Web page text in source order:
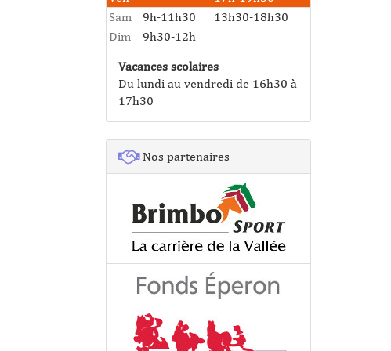
Sam
9h-11h30
13h30-18h30
Dim
9h30-12h
Vacances scolaires
Du lundi au vendredi de 16h30 à
17h30
Nos partenaires